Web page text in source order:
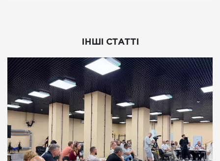
ІНШІ СТАТТІ